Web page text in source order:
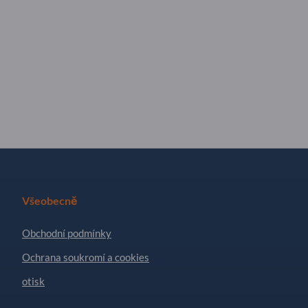
Všeobecně
Obchodní podmínky
Ochrana soukromí a cookies
otisk